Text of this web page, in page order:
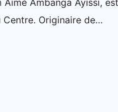
Ambanga Ayissi,
Originaire de…